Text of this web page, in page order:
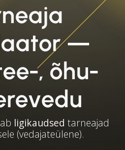
—
, õhu-
ligikaudsed tarneajad
(vedajateülene).